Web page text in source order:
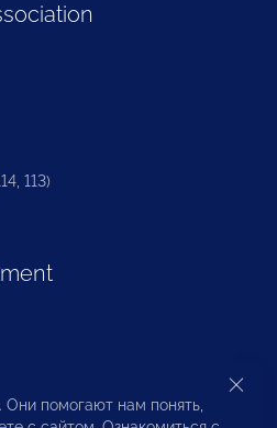
113)
Rights Protection
помогают нам понять,